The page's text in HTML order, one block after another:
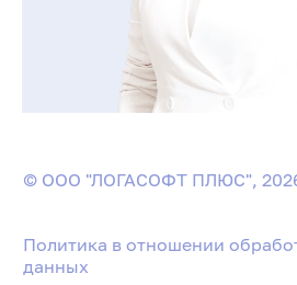
© ООО "ЛОГАСОФТ ПЛЮС",
Политика в отношении
данных